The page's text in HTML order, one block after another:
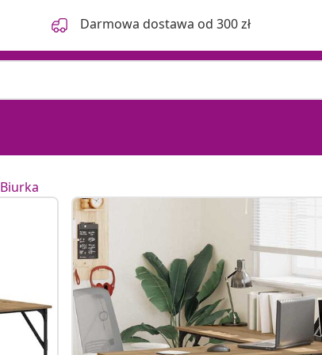
Darmowa dostawa od 300 zł
Biurka